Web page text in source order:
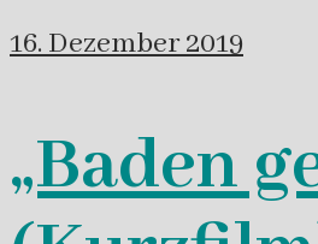
16. Dezember 2019
„Baden